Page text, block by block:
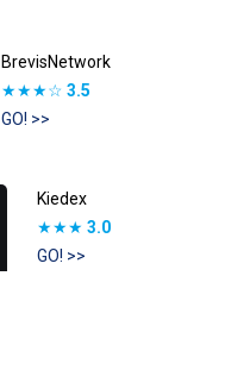
BrevisNetwork
★★★☆ 3.5
GO! >>
Kiedex
★★★ 3.0
GO! >>